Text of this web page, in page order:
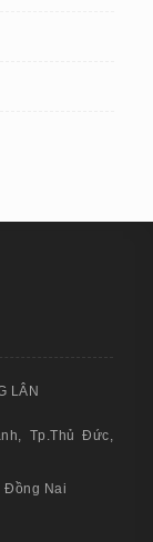
LÂN
Tp.Thủ Đức,
Đồng Nai